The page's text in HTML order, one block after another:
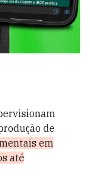
de
em
até